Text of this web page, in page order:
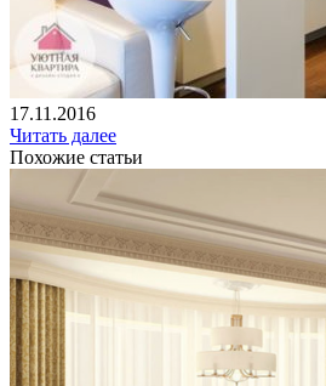
17.11.2016
Читать далее
Похожие статьи